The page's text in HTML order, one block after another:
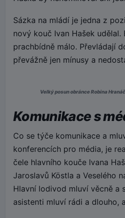
Sázka na mládí je jedna z
nový kouč Ivan Hašek udělal.
prachbídně málo. Převládají
převážně jen mínusy a
Velký posun obránce Robina
Komunikace s
Co se týče komunikace a
konferencích pro média, je
čele hlavního kouče Ivana
Jaroslavů Köstla a Veselého
Hlavní lodivod mluví věcně a
asistenti mluví rádi a dlouho,